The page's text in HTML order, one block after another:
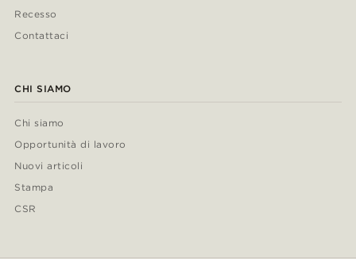
Recesso
Contattaci
CHI SIAMO
Chi siamo
Opportunità di lavoro
Nuovi articoli
Stampa
CSR